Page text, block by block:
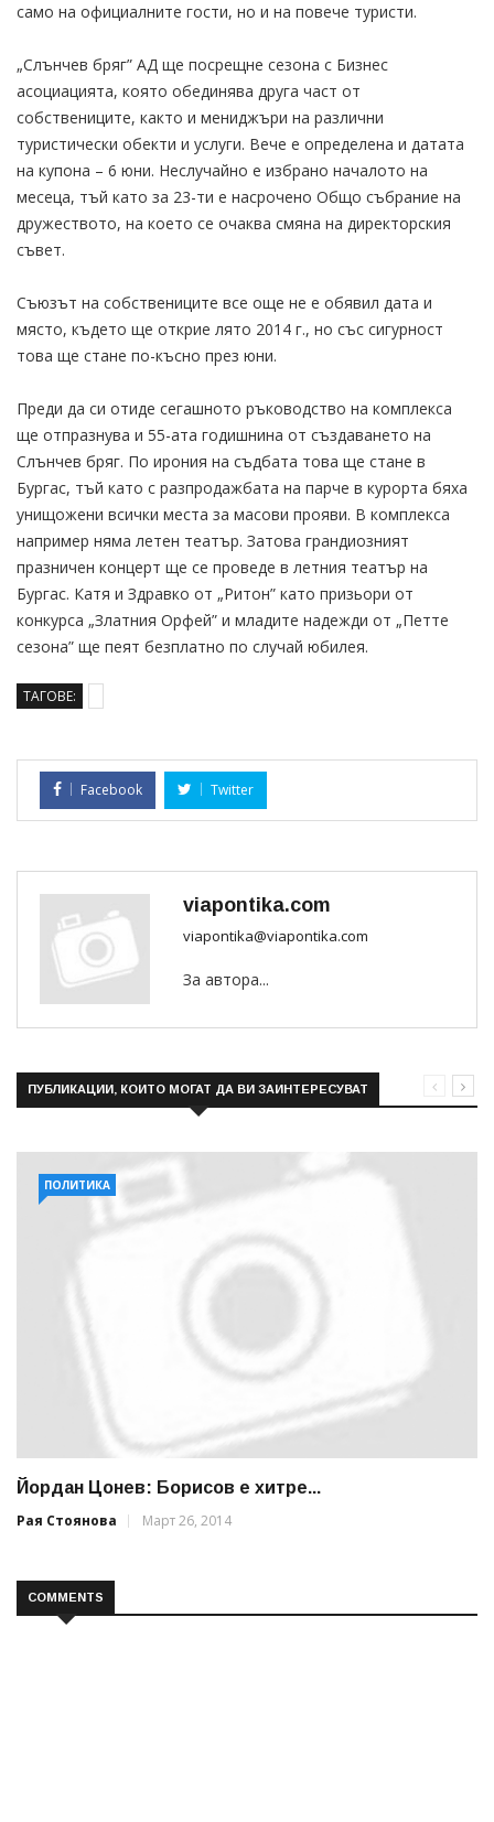
само на официалните гости, но и на повече туристи.
„Слънчев бряг” АД ще посрещне сезона с Бизнес
асоциацията, която обединява друга част от
собствениците, както и мениджъри на различни
туристически обекти и услуги. Вече е определена и датата
на купона – 6 юни. Неслучайно е избрано началото на
месеца, тъй като за 23-ти е насрочено Общо събрание на
дружеството, на което се очаква смяна на директорския
съвет.
Съюзът на собствениците все още не е обявил дата и
място, където ще открие лято 2014 г., но със сигурност
това ще стане по-късно през юни.
Преди да си отиде сегашното ръководство на комплекса
ще отпразнува и 55-ата годишнина от създаването на
Слънчев бряг. По ирония на съдбата това ще стане в
Бургас, тъй като с разпродажбата на парче в курорта бяха
унищожени всички места за масови прояви. В комплекса
например няма летен театър. Затова грандиозният
празничен концерт ще се проведе в летния театър на
Бургас. Катя и Здравко от „Ритон” като призьори от
конкурса „Златния Орфей” и младите надежди от „Петте
сезона” ще пеят безплатно по случай юбилея.
ТАГОВЕ:
Facebook Twitter
viapontika.com
viapontika@viapontika.com
За автора...
ПУБЛИКАЦИИ, КОИТО МОГАТ ДА ВИ ЗАИНТЕРЕСУВАТ
ПОЛИТИКА
Йордан Цонев: Борисов е хитре...
Рая Стоянова
Март 26, 2014
COMMENTS